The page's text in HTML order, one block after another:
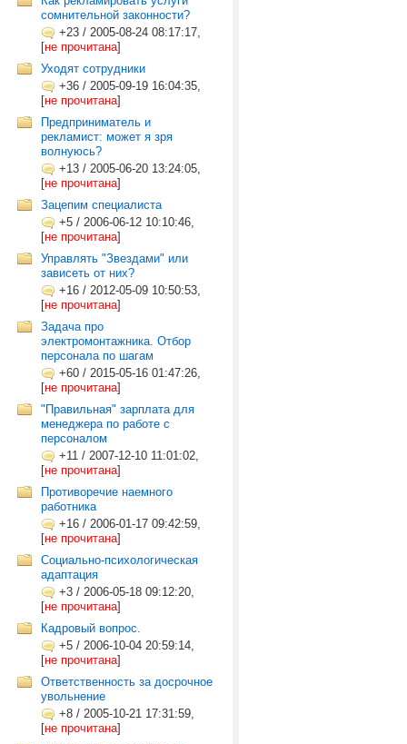
сомнительной законности?
+23 / 2005-08-24 08:17:17,
[не прочитана]
Уходят сотрудники
+36 / 2005-09-19 16:04:35,
[не прочитана]
Предприниматель и
рекламист: может я зря
волнуюсь?
+13 / 2005-06-20 13:24:05,
[не прочитана]
Зацепим специалиста
+5 / 2006-06-12 10:10:46,
[не прочитана]
Управлять "Звездами" или
зависеть от них?
+16 / 2012-05-09 10:50:53,
[не прочитана]
Задача про
электромонтажника. Отбор
персонала по шагам
+60 / 2015-05-16 01:47:26,
[не прочитана]
"Правильная" зарплата для
менеджера по работе с
персоналом
+11 / 2007-12-10 11:01:02,
[не прочитана]
Противоречие наемного
работника
+16 / 2006-01-17 09:42:59,
[не прочитана]
Социально-психологическая
адаптация
+3 / 2006-05-18 09:12:20,
[не прочитана]
Кадровый вопрос.
+5 / 2006-10-04 20:59:14,
[не прочитана]
Ответственность за досрочное
увольнение
+8 / 2005-10-21 17:31:59,
[не прочитана]